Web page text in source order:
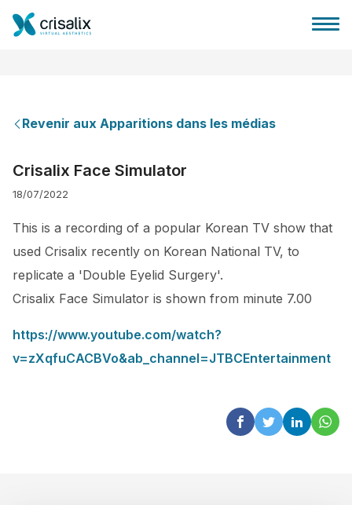
Plateforme commerciale 3D
Forfait
Avis des patients
Revenir aux Apparitions dans les médias
Crisalix Face Simulator
18/07/2022
This is a recording of a popular Korean TV show that
used Crisalix recently on Korean National TV, to
replicate a 'Double Eyelid Surgery'.
Crisalix Face Simulator is shown from minute 7.00
https://www.youtube.com/watch?
v=zXqfuCACBVo&ab_channel=JTBCEntertainment